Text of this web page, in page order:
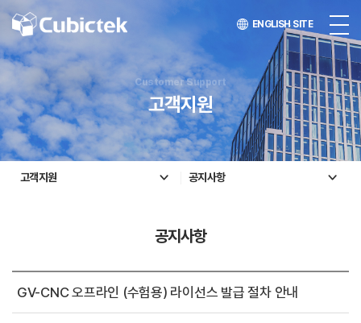
ENGLISH SITE
Customer Support
고객지원
고객지원 공지사항
공지사항
GV-CNC 오프라인 (수험용) 라이선스 발급 절차 안내